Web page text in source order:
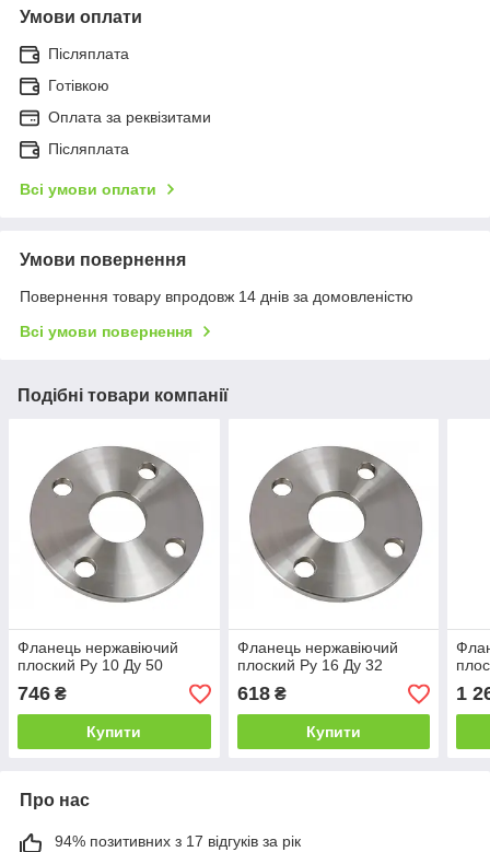
Умови оплати
Післяплата
Готівкою
Оплата за реквізитами
Післяплата
Всі умови оплати
Умови повернення
Повернення товару впродовж 14 днів за домовленістю
Всі умови повернення
Подібні товари компанії
Фланець нержавіючий
плоский Ру 10 Ду 50
746 ₴
Купити
Фланець нержавіючий
плоский Ру 16 Ду 32
618₴
Купити
1
Про нас
94% позитивних з 17 відгуків за рік